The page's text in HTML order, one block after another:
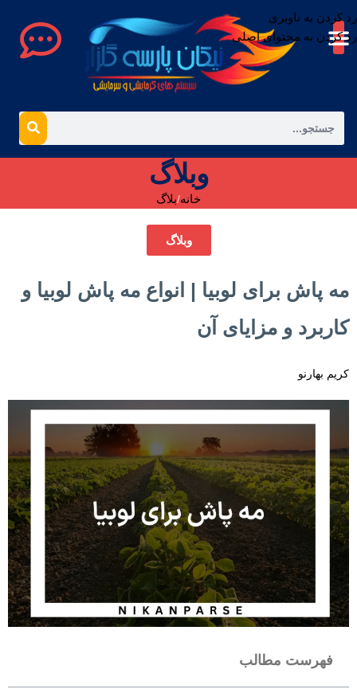
رد کردن به ناوبری
رد کردن به محتوای اصلی
وبلاگ
خانه بلاگ
وبلاگ
مه پاش برای لوبیا | انواع مه پاش لوبیا و
کاربرد و مزایای آن
کریم بهارنو
فهرست مطالب